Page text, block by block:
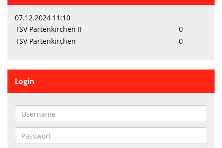
07.12.2024 11:10
TSV Partenkirchen II
0
TSV Partenkirchen
0
Login